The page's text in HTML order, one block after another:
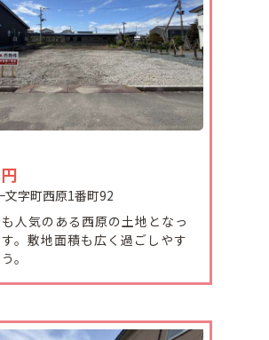
文字町本町24番価格変更いたしま
屋の戸建て賃貸住宅の入居者様を募
です。（別途料金等が発生しま
ご契約頂きました。
文字町西原1番町92
人気のある西原の土地となっ
。敷地面積も広く過ごしやす
。